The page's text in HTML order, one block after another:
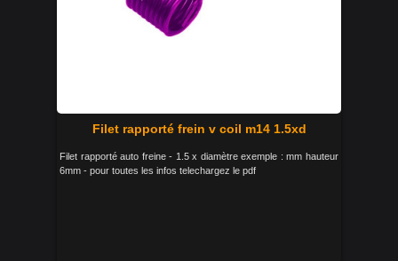
Filet rapporté frein v coil m14 1.5xd
Filet rapporté auto freine - 1.5 x diamètre exemple : mm hauteur
6mm - pour toutes les infos telechargez le pdf